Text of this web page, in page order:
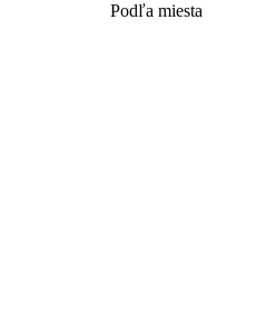
Podľa miesta